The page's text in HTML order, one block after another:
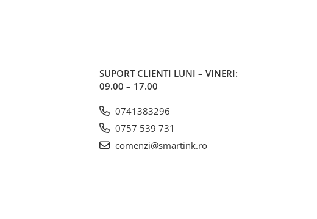
SUPORT CLIENTI LUNI – VINERI:
09.00 – 17.00
0741383296
0757 539 731
comenzi@smartink.ro